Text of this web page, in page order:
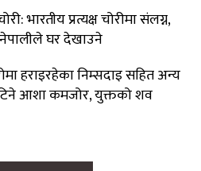
भारतीय प्रत्यक्ष चोरीमा संलग्न,
नेपालीले घर देखाउने
हराइरहेका निम्सदाइ सहित अन्य
आशा कमजोर, युक्तको शव